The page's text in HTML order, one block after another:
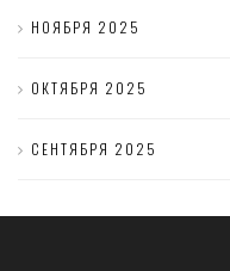
НОЯБРЯ 2025
ОКТЯБРЯ 2025
СЕНТЯБРЯ 2025